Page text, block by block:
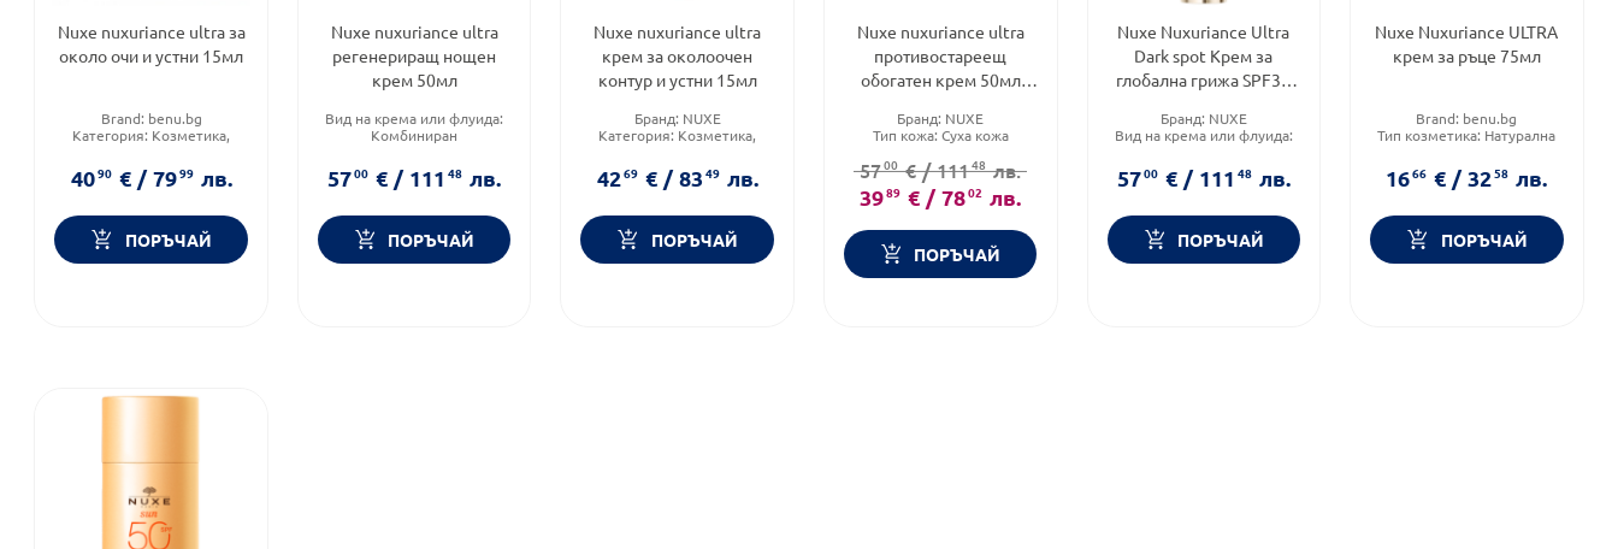
Nuxe nuxuriance ultra за
около очи и устни 15мл
Brand: benu.bg
Категория: Козметика,
Продуктова линия:
NUXURIANCE ULTRA
4090 € / 7999 лв.
ПОРЪЧАЙ
Nuxe nuxuriance ultra
регенериращ нощен
крем 50мл
Вид на крема или флуида:
Комбиниран
NUXURIANCE ULTRA
Функционалност:Антиейдж
5700 € / 11148 лв.
ПОРЪЧАЙ
Nuxe nuxuriance ultra
крем за околоочен
контур и устни 15мл
Бранд: NUXE
Категория: Козметика,
Продуктова линия:
NUXURIANCE ULTRA
4269 € / 8349 лв.
ПОРЪЧАЙ
Nuxe nuxuriance ultra
противостареещ
обогатен крем 50мл
Бранд: NUXE
Тип кожа: Суха кожа
5700€ / 11148 лв.
3989 € / 7802 лв.
ПОРЪЧАЙ
Nuxe Nuxuriance Ultra
Dark spot Крем за
глобална грижа SPF30
Бранд: NUXE
Вид на крема или флуида:
Категория:Козметика,
красота и лична хигиена
5700 € / 11148 лв.
ПОРЪЧАЙ
Nuxe Nuxuriance ULTRA
крем за ръце 75мл
Brand: benu.bg
Тип козметика: Натурална
Форма на продукта:
1666 € / 3258 лв.
ПОРЪЧАЙ